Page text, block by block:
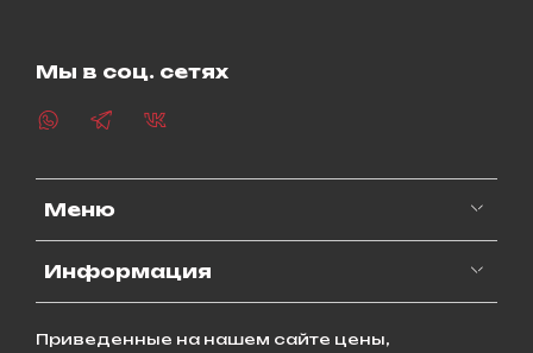
Меню
Информация
Мы в соц. сетях
Приведенные на нашем сайте цены,